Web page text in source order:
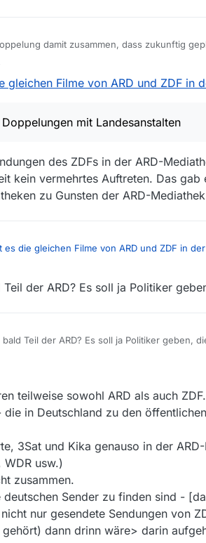
damit zusammen, dass zukunftig
Die ARD fängt damit schon mal an.
Landesanstalten, 3Sat und arte.
2023, 18:38
gleichen Filme von ARD und ZDF in
mit Landesanstalten
des ZDFs in der ARD-
kein vermehrtes Auftreten. Das
zu Gunsten der ARD-
es die gleichen Filme von ARD und ZDF in
es die gleichen Filme von ARD und ZDF in
Teil von Arte, soviel zum Thema
der ARD? Es soll ja Politiker
bald Teil der ARD? Es soll ja Politiker geben,
teilweise sowohl ARD als auch ZDF.
in Deutschland zu den
3Sat und Kika genauso in der
WDR usw.)
zusammen.
Sender zu finden sind -
nur gesendete Sendungen von
dann drinn wäre> darin